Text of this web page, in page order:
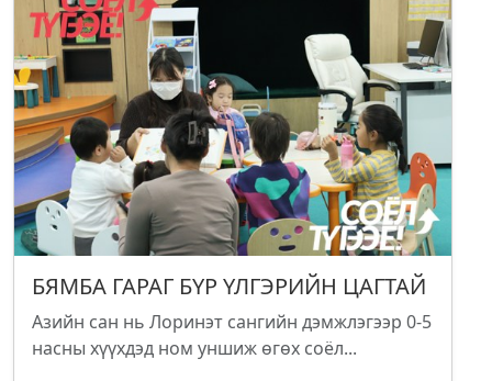
БЯМБА ГАРАГ БҮР ҮЛГЭРИЙН ЦАГТАЙ
Азийн сан нь Лоринэт сангийн дэмжлэгээр 0-5
насны хүүхдэд ном уншиж өгөх соёл...